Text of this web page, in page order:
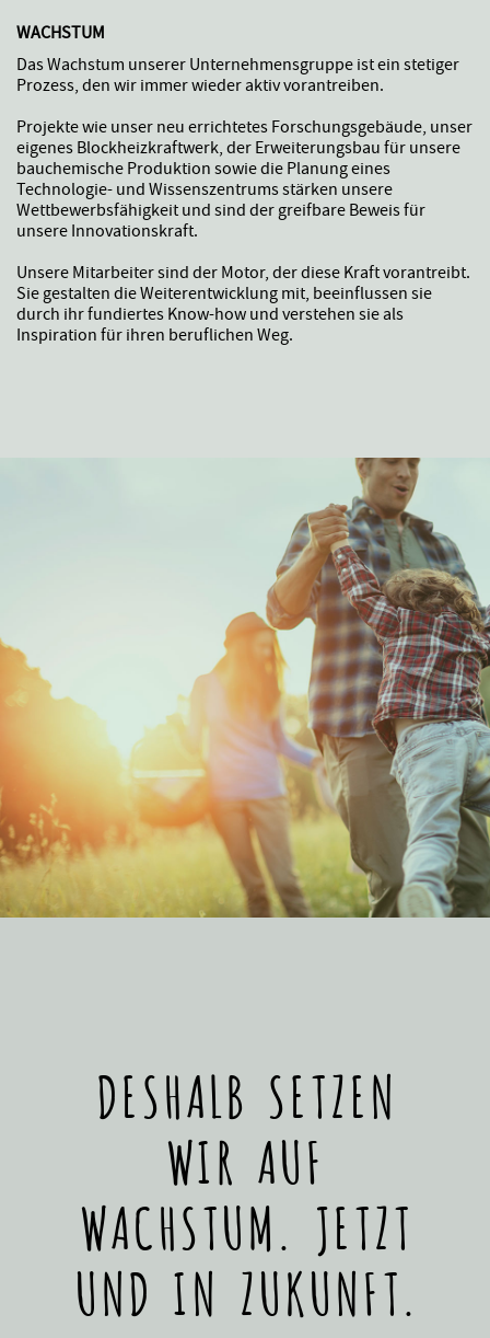
WACHSTUM
Das Wachstum unserer Unternehmensgruppe ist ein stetiger
Prozess, den wir immer wieder aktiv vorantreiben.
Projekte wie unser neu errichtetes Forschungsgebäude, unser
eigenes Blockheizkraftwerk, der Erweiterungsbau für unsere
bauchemische Produktion sowie die Planung eines
Technologie- und Wissenszentrums stärken unsere
Wettbewerbsfähigkeit und sind der greifbare Beweis für
unsere Innovationskraft.
Unsere Mitarbeiter sind der Motor, der diese Kraft vorantreibt.
Sie gestalten die Weiterentwicklung mit, beeinflussen sie
durch ihr fundiertes Know-how und verstehen sie als
Inspiration für ihren beruflichen Weg.
DESHALB SETZEN
WIR AUF
WACHSTUM. JETZT
UND IN ZUKUNFT.